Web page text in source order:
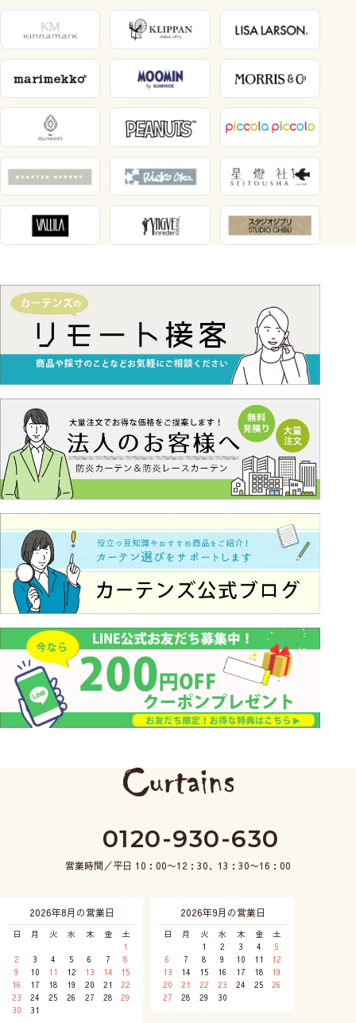
0120-930-630
営業時間／平日 10：00〜12：30、13：30〜16：00
2026年8月の営業日
日 月 火 水 木 金
土
1
2
3 4 5 6 7
8
9
10 11 12 13 14
15
16
17 18 19 20 21
22
23
24 25 26 27 28
29
30
31
2026年9月の営業日
日 月 火 水 木 金
土
1
2 3 4
5
6
7 8 9 10 11
12
13
14 15 16 17 18
19
20
21 22 23 24 25
26
27
28 29 30